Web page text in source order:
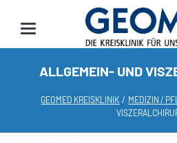
ALLGEMEIN- UND
GEOMED KREISKLINIK MEDIZIN /